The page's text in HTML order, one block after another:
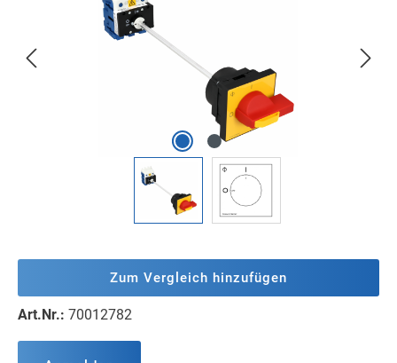
Zum Vergleich hinzufügen
Art.Nr.: 70012782